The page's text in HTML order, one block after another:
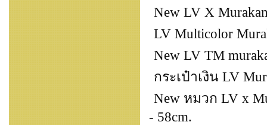
New LV X
LV Multicolor
New LV TM
กระเป๋าเงิน LV
New หมวก LV x
- 58cm.